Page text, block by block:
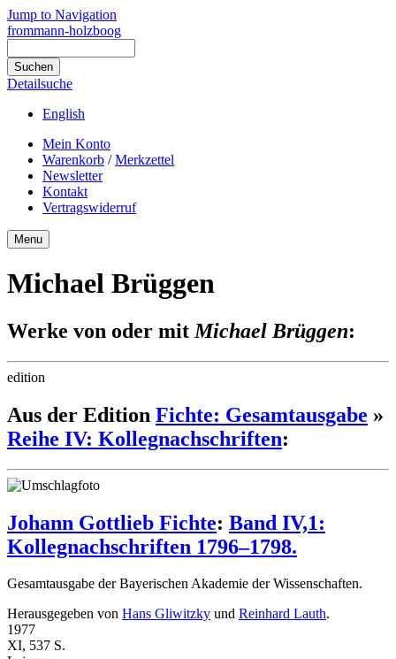
Jump to Navigation
frommann-holzboog
Detailsuche
English
Mein Konto
Warenkorb /Merkzettel
Newsletter
Kontakt
Vertragswiderruf
Menu
Michael Brüggen
Werke von oder mit Michael Brüggen:
edition
Aus der Edition Fichte: Gesamtausgabe »
Reihe IV: Kollegnachschriften:
Johann Gottlieb Fichte: Band IV,1:
Kollegnachschriften 1796–1798.
Gesamtausgabe der Bayerischen Akademie der Wissenschaften.
Herausgegeben von Hans Gliwitzky und Reinhard Lauth.
1977
XI, 537 S.